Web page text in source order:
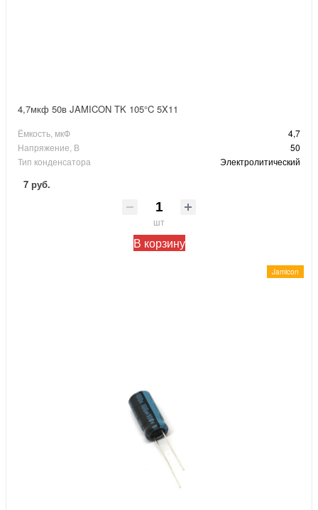
4,7мкф 50в JAMICON TK 105°C 5X11
Ёмкость, мкФ
4,7
Напряжение, В
50
Тип конденсатора
Электролитический
7 руб.
шт
В корзину
Jamicon